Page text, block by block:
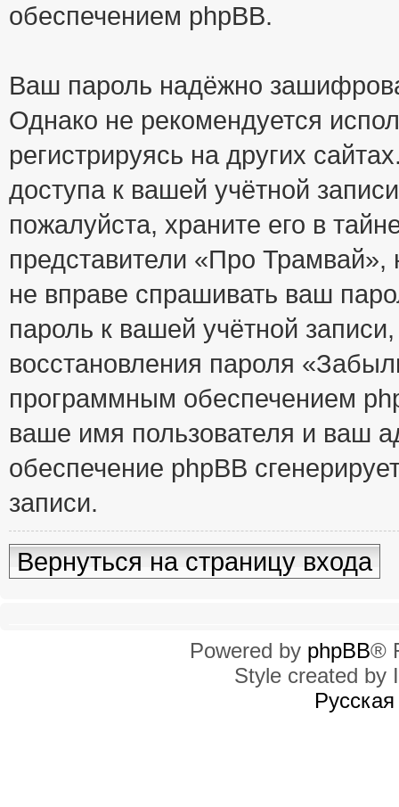
обеспечением phpBB.
Ваш пароль надёжно
Однако не рекомендуется
регистрируясь на других
доступа к вашей учётной
пожалуйста, храните его в
представители «Про Трамвай»,
не вправе спрашивать ваш
пароль к вашей учётной
восстановления пароля
программным обеспечением
ваше имя пользователя и ваш
обеспечение phpBB
записи.
Вернуться на страницу входа
Powered by phpBB®
Style created by